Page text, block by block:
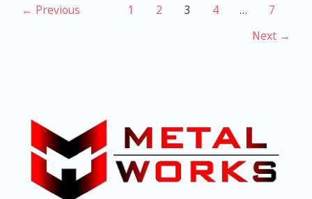
← Previous 1 2 3 4 …
7
Next →